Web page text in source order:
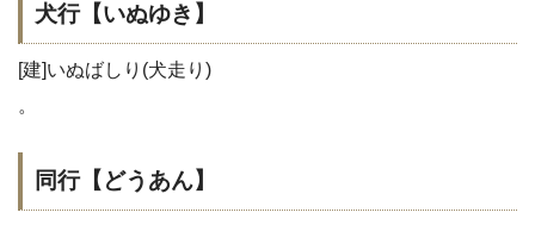
犬行【いぬゆき】
[建]いぬばしり(犬走り)
。
同行【どうあん】